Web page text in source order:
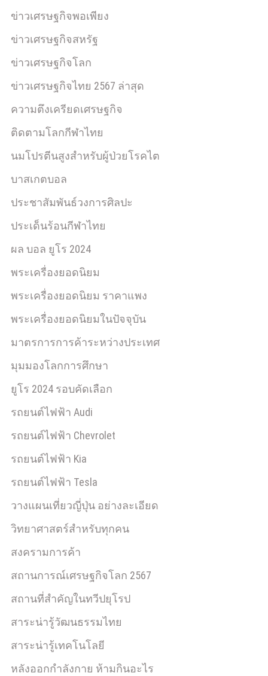
ข่าวเศรษฐกิจพอเพียง
ข่าวเศรษฐกิจสหรัฐ
ข่าวเศรษฐกิจโลก
ข่าวเศรษฐกิจไทย 2567 ล่าสุด
ความตึงเครียดเศรษฐกิจ
ติดตามโลกกีฬาไทย
นมโปรตีนสูงสำหรับผู้ป่วยโรคไต
บาสเกตบอล
ประชาสัมพันธ์วงการศิลปะ
ประเด็นร้อนกีฬาไทย
ผล บอล ยูโร 2024
พระเครื่องยอดนิยม
พระเครื่องยอดนิยม ราคาแพง
พระเครื่องยอดนิยมในปัจจุบัน
มาตรการการค้าระหว่างประเทศ
มุมมองโลกการศึกษา
ยูโร 2024 รอบคัดเลือก
รถยนต์ไฟฟ้า Audi
รถยนต์ไฟฟ้า Chevrolet
รถยนต์ไฟฟ้า Kia
รถยนต์ไฟฟ้า Tesla
วางแผนเที่ยวญี่ปุ่น อย่างละเอียด
วิทยาศาสตร์สำหรับทุกคน
สงครามการค้า
สถานการณ์เศรษฐกิจโลก 2567
สถานที่สำคัญในทวีปยุโรป
สาระน่ารู้วัฒนธรรมไทย
สาระน่ารู้เทคโนโลยี
หลังออกกําลังกาย ห้ามกินอะไร